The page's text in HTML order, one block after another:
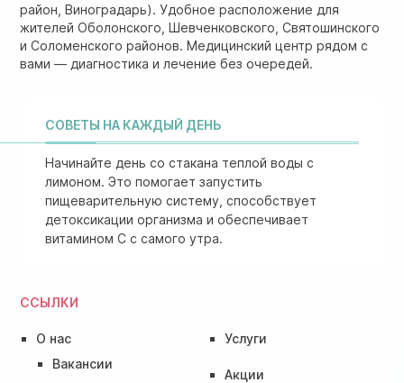
ССЫЛКИ
О нас
Вакансии
Услуги
Акции
район, Виноградарь). Удобное расположение для
жителей Оболонского, Шевченковского, Святошинского
и Соломенского районов. Медицинский центр рядом с
вами — диагностика и лечение без очередей.
СОВЕТЫ НА КАЖДЫЙ ДЕНЬ
Начинайте день со стакана теплой воды с
лимоном. Это помогает запустить
пищеварительную систему, способствует
детоксикации организма и обеспечивает
витамином C с самого утра.